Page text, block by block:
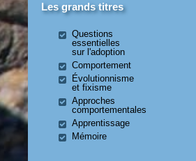
Les grands titres
Questions
essentielles
sur l'adoption
Comportement
Évolutionnisme
et fixisme
Approches
comportementales
Apprentissage
Mémoire